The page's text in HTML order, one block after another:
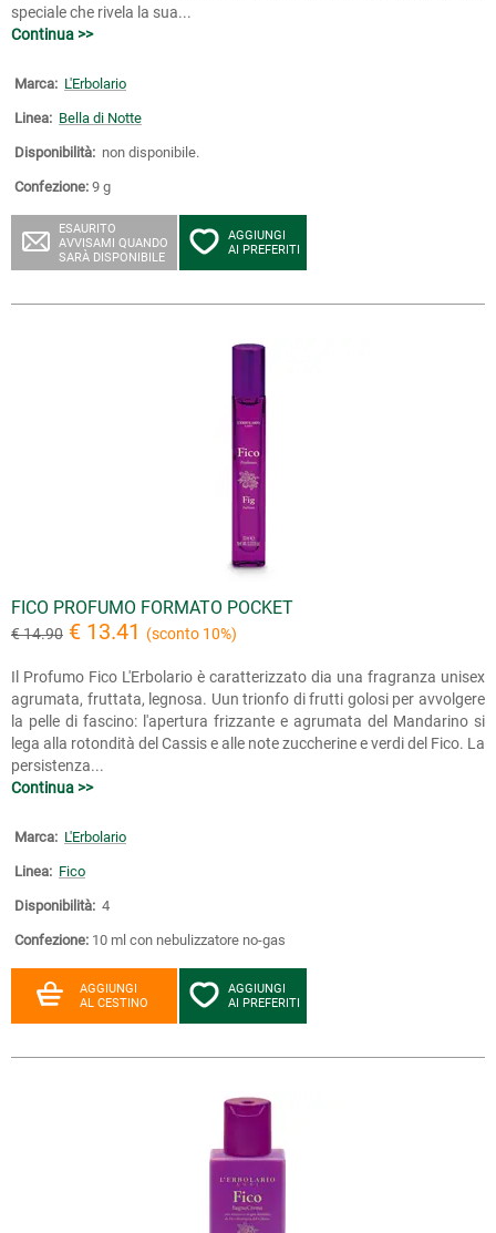
speciale che rivela la sua...
Continua >>
Marca: L'Erbolario
Linea: Bella di Notte
Disponibilità: non disponibile.
Confezione: 9 g
ESAURITO
AVVISAMI QUANDO
SARÀ DISPONIBILE
AGGIUNGI
AI PREFERITI
FICO PROFUMO FORMATO POCKET
€ 14.90 € 13.41 (sconto 10%)
Il Profumo Fico L'Erbolario è caratterizzato dia una fragranza unisex
agrumata, fruttata, legnosa. Uun trionfo di frutti golosi per avvolgere
la pelle di fascino: l'apertura frizzante e agrumata del Mandarino si
lega alla rotondità del Cassis e alle note zuccherine e verdi del Fico. La
persistenza...
Continua >>
Marca: L'Erbolario
Linea: Fico
Disponibilità: 4
Confezione: 10 ml con nebulizzatore no-gas
AGGIUNGI
AL CESTINO
AGGIUNGI
AI PREFERITI